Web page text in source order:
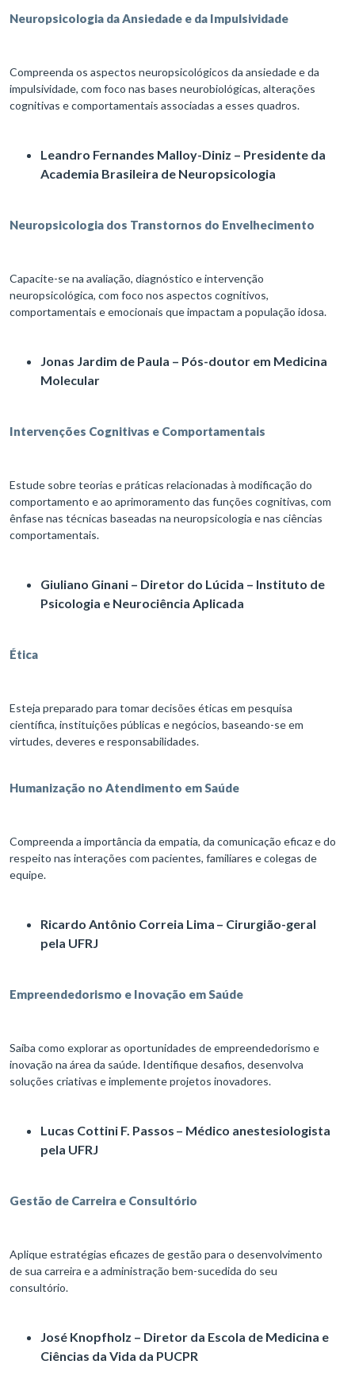
Neuropsicologia da Ansiedade e da Impulsividade
Compreenda os aspectos neuropsicológicos da ansiedade e da
impulsividade, com foco nas bases neurobiológicas, alterações
cognitivas e comportamentais associadas a esses quadros.
Leandro Fernandes Malloy-Diniz – Presidente da
Academia Brasileira de Neuropsicologia
Neuropsicologia dos Transtornos do Envelhecimento
Capacite-se na avaliação, diagnóstico e intervenção
neuropsicológica, com foco nos aspectos cognitivos,
comportamentais e emocionais que impactam a população idosa.
Jonas Jardim de Paula – Pós-doutor em Medicina
Molecular
Intervenções Cognitivas e Comportamentais
Estude sobre teorias e práticas relacionadas à modificação do
comportamento e ao aprimoramento das funções cognitivas, com
ênfase nas técnicas baseadas na neuropsicologia e nas ciências
comportamentais.
Giuliano Ginani – Diretor do Lúcida – Instituto de
Psicologia e Neurociência Aplicada
Ética
Esteja preparado para tomar decisões éticas em pesquisa
científica, instituições públicas e negócios, baseando-se em
virtudes, deveres e responsabilidades.
Humanização no Atendimento em Saúde
Compreenda a importância da empatia, da comunicação eficaz e do
respeito nas interações com pacientes, familiares e colegas de
equipe.
Ricardo Antônio Correia Lima – Cirurgião-geral
pela UFRJ
Empreendedorismo e Inovação em Saúde
Saiba como explorar as oportunidades de empreendedorismo e
inovação na área da saúde. Identifique desafios, desenvolva
soluções criativas e implemente projetos inovadores.
Lucas Cottini F. Passos – Médico anestesiologista
pela UFRJ
Gestão de Carreira e Consultório
Aplique estratégias eficazes de gestão para o desenvolvimento
de sua carreira e a administração bem-sucedida do seu
consultório.
José Knopfholz – Diretor da Escola de Medicina e
Ciências da Vida da PUCPR